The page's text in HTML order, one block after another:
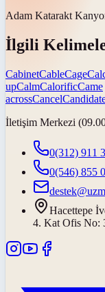
Adam Katarakt
İlgili
CabinetCableCage
upCalmCalorificCame
acrossCancel
İletişim Merkezi
0(312) 911
0(546) 855
Hacettepe
4. Kat Ofis No: